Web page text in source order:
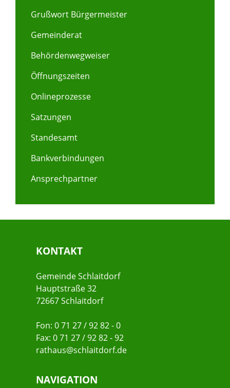
Grußwort Bürgermeister
Gemeinderat
Behördenwegweiser
Öffnungszeiten
Onlineprozesse
Satzungen
Standesamt
Bankverbindungen
Ansprechpartner
KONTAKT
Gemeinde Schlaitdorf
Hauptstraße 32
72667 Schlaitdorf
Fon: 0 71 27 / 92 82 - 0
Fax: 0 71 27 / 92 82 - 92
rathaus@schlaitdorf.de
NAVIGATION